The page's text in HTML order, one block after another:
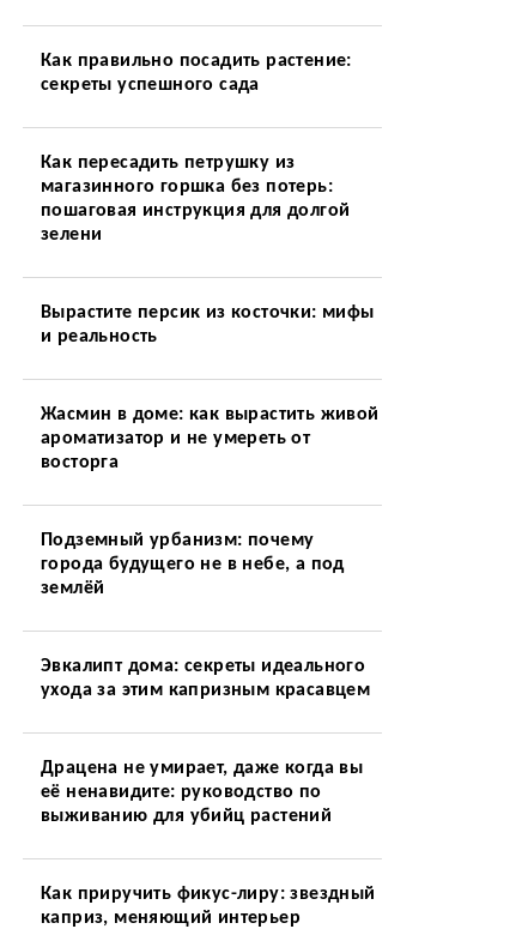
Как правильно посадить растение:
секреты успешного сада
Как пересадить петрушку из
магазинного горшка без потерь:
пошаговая инструкция для долгой
зелени
Вырастите персик из косточки: мифы
и реальность
Жасмин в доме: как вырастить живой
ароматизатор и не умереть от
восторга
Подземный урбанизм: почему
города будущего не в небе, а под
землёй
Эвкалипт дома: секреты идеального
ухода за этим капризным красавцем
Драцена не умирает, даже когда вы
её ненавидите: руководство по
выживанию для убийц растений
Как приручить фикус-лиру: звездный
каприз, меняющий интерьер